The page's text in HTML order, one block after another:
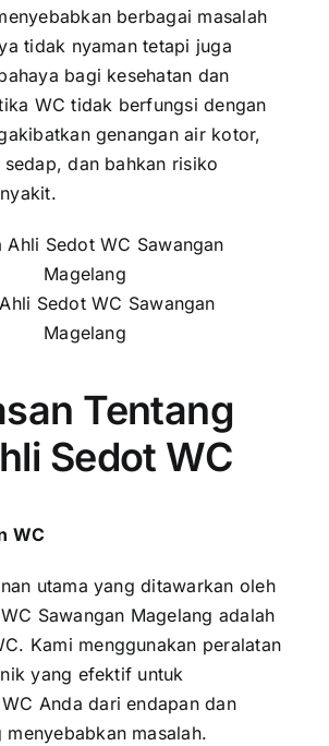
berbagai masalah
tidak nyaman tetapi juga
bagi kesehatan dan
WC tidak berfungsi dengan
genangan air kotor,
dan bahkan risiko
Sedot WC Sawangan
Magelang
Tentang
Sedot WC
WC
utama yang ditawarkan oleh
Sawangan Magelang adalah
Kami menggunakan peralatan
yang efektif untuk
Anda dari endapan dan
menyebabkan masalah.